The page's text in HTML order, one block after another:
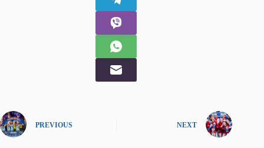
PREVIOUS NEXT